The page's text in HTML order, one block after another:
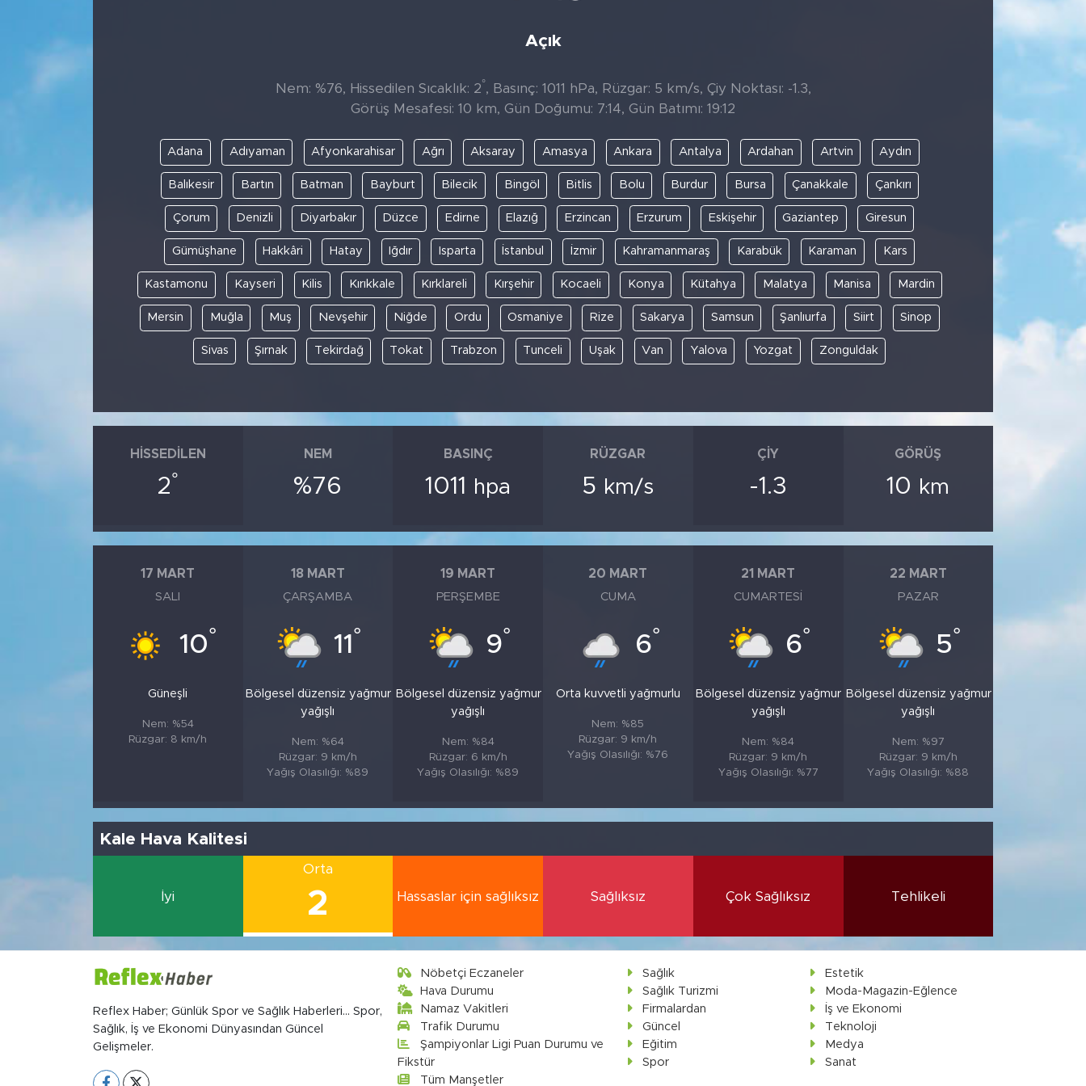
Açık
Nem: %76, Hissedilen Sıcaklık: 2°, Basınç: 1011 hPa, Rüzgar: 5 km/s, Çiy Noktası: -1.3,
Görüş Mesafesi: 10 km, Gün Doğumu: 7:14, Gün Batımı: 19:12
Adana Adıyaman Afyonkarahisar Ağrı Aksaray Amasya Ankara Antalya Ardahan Artvin Aydın
Balıkesir Bartın Batman Bayburt Bilecik Bingöl Bitlis Bolu Burdur Bursa Çanakkale Çankırı
Çorum Denizli Diyarbakır Düzce Edirne Elazığ Erzincan Erzurum Eskişehir Gaziantep Giresun
Gümüşhane Hakkâri Hatay Iğdır Isparta İstanbul İzmir Kahramanmaraş Karabük Karaman Kars
Kastamonu Kayseri Kilis Kırıkkale Kırklareli Kırşehir Kocaeli Konya Kütahya Malatya Manisa Mardin
Mersin Muğla Muş Nevşehir Niğde Ordu Osmaniye Rize Sakarya Samsun Şanlıurfa Siirt Sinop
Sivas Şırnak Tekirdağ Tokat Trabzon Tunceli Uşak Van Yalova Yozgat Zonguldak
HISSEDILEN
2°
NEM
%76
BASINÇ
1011 hpa
RÜZGAR
5 km/s
ÇIY
-1.3
GÖRÜŞ
10 km
17 MART
SALI
10°
Güneşli
Nem: %54
Rüzgar: 8 km/h
18 MART
ÇARŞAMBA
11 °
Bölgesel düzensiz yağmur
yağışlı
Nem: %64
Rüzgar: 9 km/h
Yağış Olasılığı: %89
19 MART
PERŞEMBE
9°
Bölgesel düzensiz yağmur
yağışlı
Nem: %84
Rüzgar: 6 km/h
Yağış Olasılığı: %89
20 MART
CUMA
6°
Orta kuvvetli yağmurlu
Nem: %85
Rüzgar: 9 km/h
Yağış Olasılığı: %76
21 MART
CUMARTESI
6°
Bölgesel düzensiz yağmur
yağışlı
Nem: %84
Rüzgar: 9 km/h
Yağış Olasılığı: %77
22 MART
PAZAR
5°
Bölgesel düzensiz yağmur
yağışlı
Nem: %97
Rüzgar: 9 km/h
Yağış Olasılığı: %88
Kale Hava Kalitesi
İyi
Orta
2 Hassaslar için sağlıksız Sağlıksız Çok Sağlıksız Tehlikeli
Reflex Haber; Günlük Spor ve Sağlık Haberleri... Spor,
Sağlık, İş ve Ekonomi Dünyasından Güncel
Gelişmeler.
Nöbetçi Eczaneler
Hava Durumu
Namaz Vakitleri
Trafik Durumu
Şampiyonlar Ligi Puan Durumu ve
Fikstür
Tüm Manşetler
Sağlık
Estetik
Sağlık Turizmi
Moda-Magazin-Eğlence
Firmalardan
İş ve Ekonomi
Güncel
Teknoloji
Eğitim
Medya
Spor
Sanat